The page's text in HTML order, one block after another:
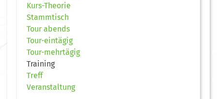
Kurs-Theorie
Stammtisch
Tour abends
Tour-eintägig
Tour-mehrtägig
Training
Treff
Veranstaltung